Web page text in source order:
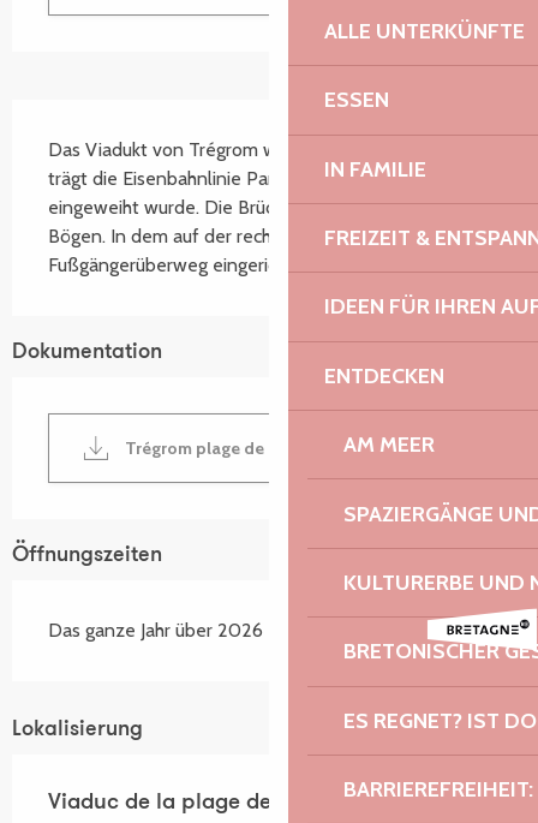
ALLE UNTERKÜNFTE
ESSEN
IN FAMILIE
FREIZEIT &
IDEEN FÜR IHREN
ENTDECKEN
AM MEER
SPAZIERGÄNGE
KULTURERBE UND
BRETONISCHER
ES REGNET? IST
Das Viadukt von Trégrom wurde vor 1853 erbaut und
trägt die Eisenbahnlinie Paris Brest, die 1865
eingeweiht wurde. Die Brücke verfügt über drei
Bögen. In dem auf der rechten Seite wurde ein
Fußgängerüberweg eingerichtet.
Dokumentation
Trégrom plage de Trégrom
Öffnungszeiten
Das ganze Jahr über 2026
Lokalisierung
Viaduc de la plage de Trégrom